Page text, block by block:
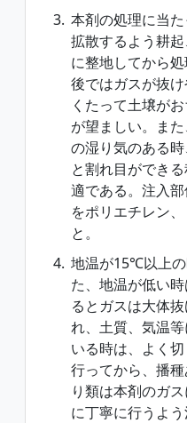
本剤の処理に当
拡散するよう耕
に整地してから
後ではガスが抜
くたって土壌が
が望ましい。ま
の湿り気のある
と割れ目ができ
適である。注入
をポリエチレン
と。
地温が15℃以上の
た、地温が低い
るとガスは大体
れ、土質、気温
いる時は、よく
行ってから、播
り類は本剤のガ
に丁寧に行うよう